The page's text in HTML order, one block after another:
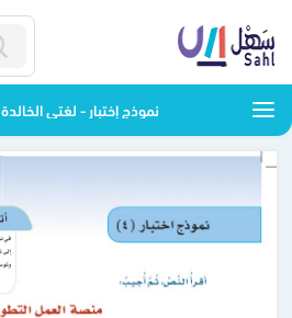
نموذج إختبار - لغتي الخالدة 2 - أول متوسط